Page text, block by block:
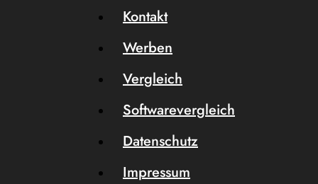
Kontakt
Werben
Vergleich
Softwarevergleich
Datenschutz
Impressum